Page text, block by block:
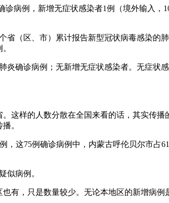
病例，新增无症状感染者1例（境外输入，
（区、市）累计报告新型冠状病毒感染的
确诊病例；无新增无症状感染者。无症状
这样的人数分散在全国来看的话，其实传
。
，这75例确诊病例中，内蒙古呼伦贝尔市占
似病例。
有，只是数量较少。无论本地区的新增病